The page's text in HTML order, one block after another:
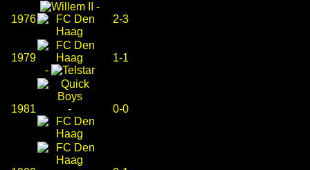
1976
-
2-3
1979
-
1-1
1981 - 0-0